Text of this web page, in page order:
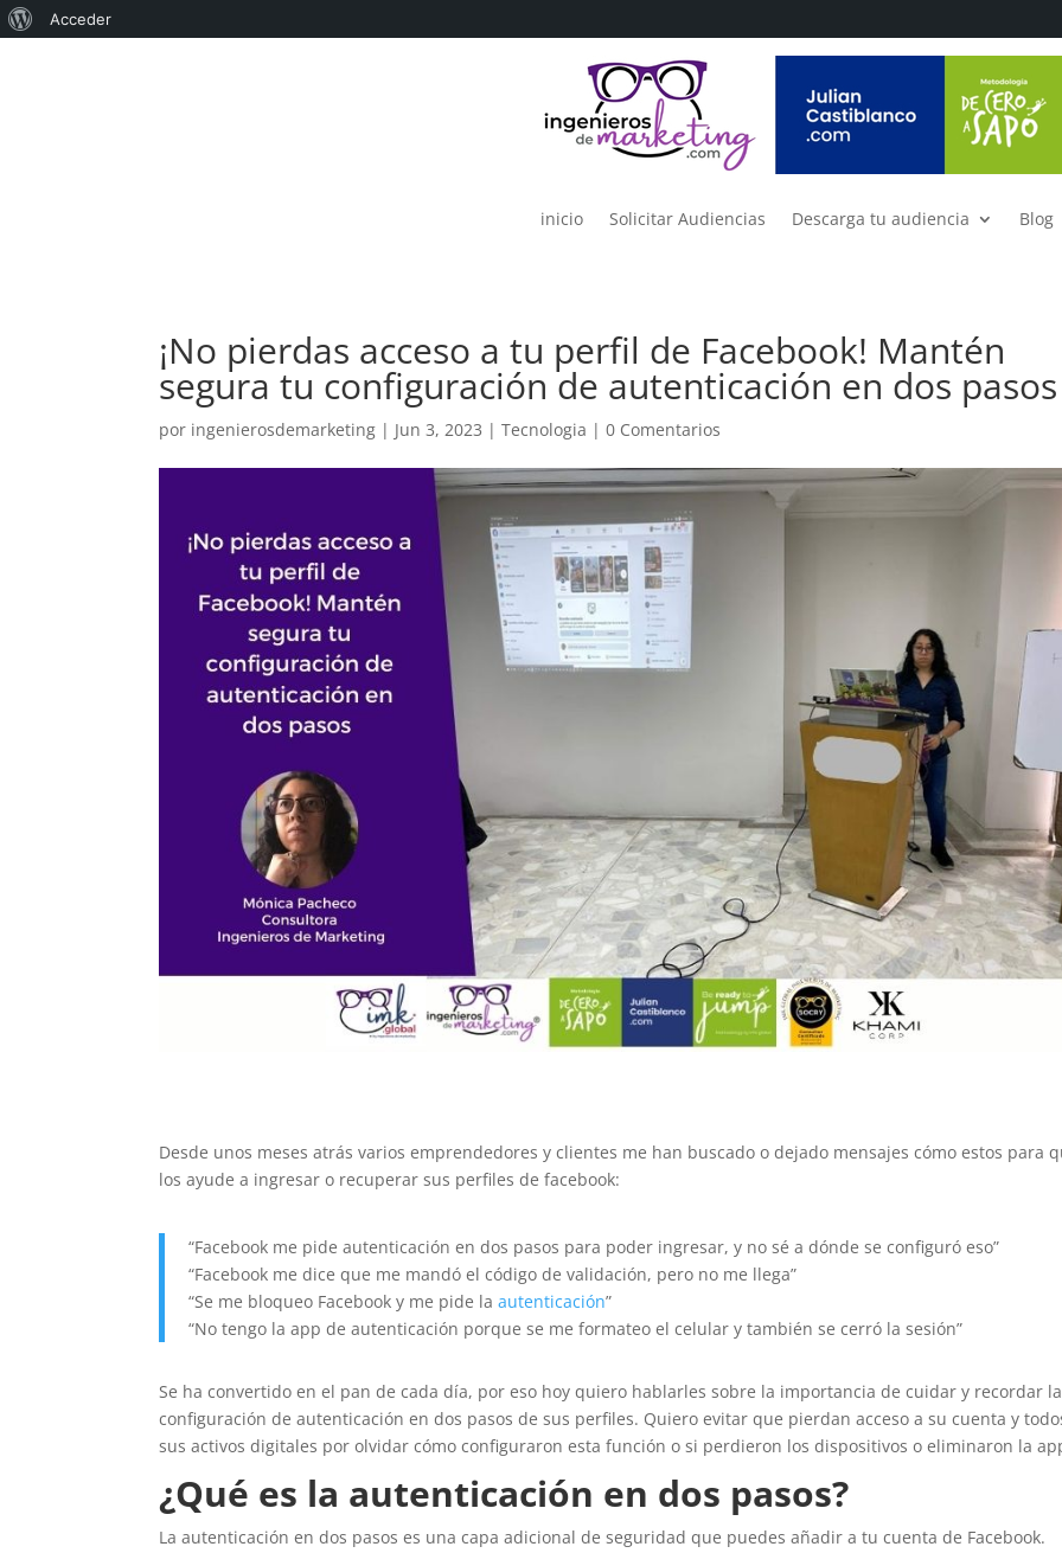
inicio Solicitar Audiencias Descarga tu audiencia Blog
¡No pierdas acceso a tu perfil de Facebook! Mantén
segura tu configuración de autenticación en dos pasos
por ingenierosdemarketing | Jun 3, 2023 |Tecnologia |0 Comentarios
Desde unos meses atrás varios emprendedores y clientes me han buscado o dejado mensajes cómo estos para
los ayude a ingresar o recuperar sus perfiles de facebook:
“Facebook me pide autenticación en dos pasos para poder ingresar, y no sé a dónde se configuró eso”
“Facebook me dice que me mandó el código de validación, pero no me llega”
“Se me bloqueo Facebook y me pide laautenticación”
“No tengo la app de autenticación porque se me formateo el celular y también se cerró la sesión”
Se ha convertido en el pan de cada día, por eso hoy quiero hablarles sobre la importancia de cuidar y recordar la
configuración de autenticación en dos pasos de sus perfiles. Quiero evitar que pierdan acceso a su cuenta y
sus activos digitales por olvidar cómo configuraron esta función o si perdieron los dispositivos o eliminaron la
¿Qué es la autenticación en dos pasos?
La autenticación en dos pasos es una capa adicional de seguridad que puedes añadir a tu cuenta de Facebook.
Acerca
Acceder